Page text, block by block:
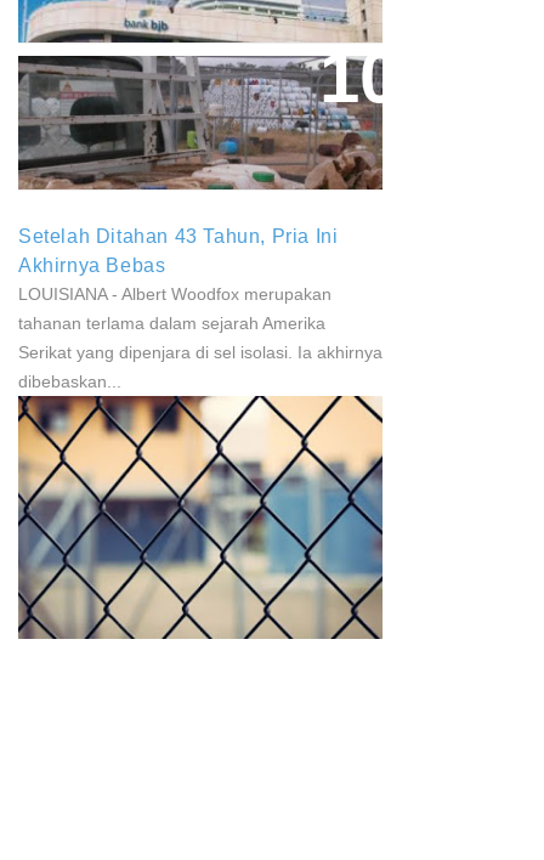
Paparan Pestisida Sebabkan
Parkinson Dan Kanker
Setelah Ditahan 43 Tahun, Pria Ini
Akhirnya Bebas
LOUISIANA - Albert Woodfox merupakan
tahanan terlama dalam sejarah Amerika
Serikat yang dipenjara di sel isolasi. Ia akhirnya
dibebaskan...